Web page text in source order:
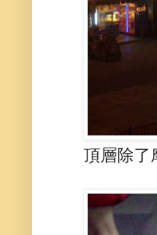
頂層除了